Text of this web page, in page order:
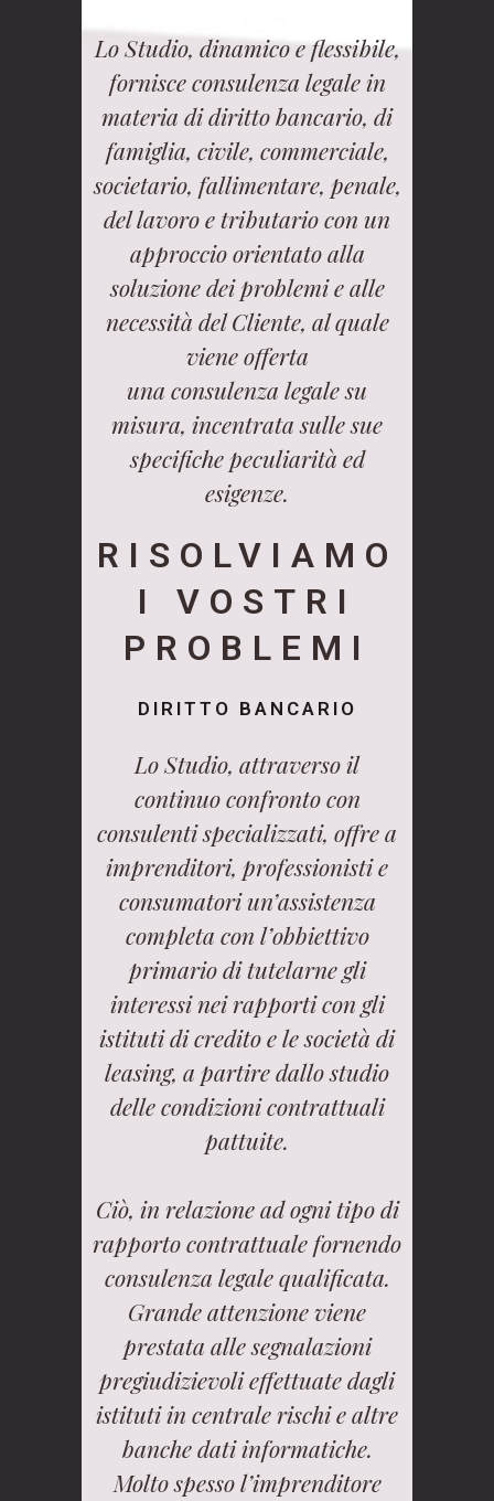
Lo Studio, dinamico e flessibile,
fornisce consulenza legale in
materia di diritto bancario, di
famiglia, civile, commerciale,
societario, fallimentare, penale,
del lavoro e tributario con un
approccio orientato alla
soluzione dei problemi e alle
necessità del Cliente, al quale
viene offerta
una consulenza legale su
misura, incentrata sulle sue
specifiche peculiarità ed
esigenze.
RISOLVIAMO
I VOSTRI
PROBLEMI
DIRITTO BANCARIO
Lo Studio, attraverso il
continuo confronto con
consulenti specializzati, offre a
imprenditori, professionisti e
consumatori un’assistenza
completa con l’obbiettivo
primario di tutelarne gli
interessi nei rapporti con gli
istituti di credito e le società di
leasing, a partire dallo studio
delle condizioni contrattuali
pattuite.
Ciò, in relazione ad ogni tipo di
rapporto contrattuale fornendo
consulenza legale qualificata.
Grande attenzione viene
prestata alle segnalazioni
pregiudizievoli effettuate dagli
istituti in centrale rischi e altre
banche dati informatiche.
Molto spesso l’imprenditore